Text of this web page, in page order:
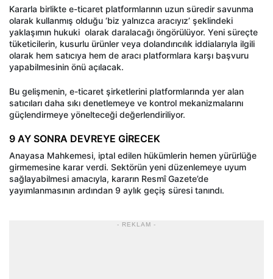
Kararla birlikte e-ticaret platformlarının uzun süredir savunma
olarak kullanmış olduğu ‘biz yalnızca aracıyız’ şeklindeki
yaklaşımın hukuki olarak daralacağı öngörülüyor. Yeni süreçte
tüketicilerin, kusurlu ürünler veya dolandırıcılık iddialarıyla ilgili
olarak hem satıcıya hem de aracı platformlara karşı başvuru
yapabilmesinin önü açılacak.
Bu gelişmenin, e-ticaret şirketlerini platformlarında yer alan
satıcıları daha sıkı denetlemeye ve kontrol mekanizmalarını
güçlendirmeye yönelteceği değerlendiriliyor.
9 AY SONRA DEVREYE GİRECEK
Anayasa Mahkemesi, iptal edilen hükümlerin hemen yürürlüğe
girmemesine karar verdi. Sektörün yeni düzenlemeye uyum
sağlayabilmesi amacıyla, kararın Resmî Gazete’de
yayımlanmasının ardından 9 aylık geçiş süresi tanındı.
- REKLAM -